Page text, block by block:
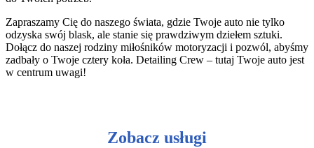
Zapraszamy Cię do naszego świata, gdzie Twoje auto nie tylko
odzyska swój blask, ale stanie się prawdziwym dziełem sztuki.
Dołącz do naszej rodziny miłośników motoryzacji i pozwól, abyśmy
zadbały o Twoje cztery koła. Detailing Crew – tutaj Twoje auto jest
w centrum uwagi!
Zobacz usługi